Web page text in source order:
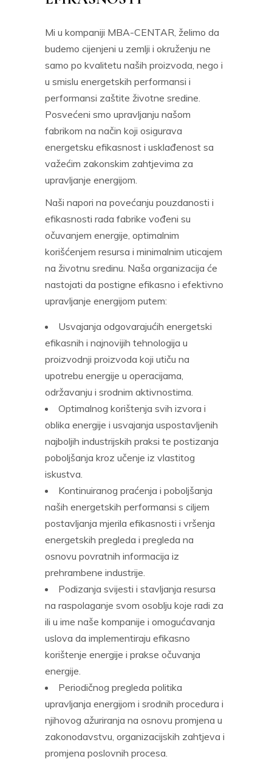
Mi u kompaniji MBA-CENTAR, želimo da
budemo cijenjeni u zemlji i okruženju ne
samo po kvalitetu naših proizvoda, nego i
u smislu energetskih performansi i
performansi zaštite životne sredine.
Posvećeni smo upravljanju našom
fabrikom na način koji osigurava
energetsku efikasnost i usklađenost sa
važećim zakonskim zahtjevima za
upravljanje energijom.
Naši napori na povećanju pouzdanosti i
efikasnosti rada fabrike vođeni su
očuvanjem energije, optimalnim
korišćenjem resursa i minimalnim uticajem
na životnu sredinu. Naša organizacija će
nastojati da postigne efikasno i efektivno
upravljanje energijom putem:
Usvajanja odgovarajućih energetski
efikasnih i najnovijih tehnologija u
proizvodnji proizvoda koji utiču na
upotrebu energije u operacijama,
održavanju i srodnim aktivnostima.
Optimalnog korištenja svih izvora i
oblika energije i usvajanja uspostavljenih
najboljih industrijskih praksi te postizanja
poboljšanja kroz učenje iz vlastitog
iskustva.
Kontinuiranog praćenja i poboljšanja
naših energetskih performansi s ciljem
postavljanja mjerila efikasnosti i vršenja
energetskih pregleda i pregleda na
osnovu povratnih informacija iz
prehrambene industrije.
Podizanja svijesti i stavljanja resursa
na raspolaganje svom osoblju koje radi za
ili u ime naše kompanije i omogućavanja
uslova da implementiraju efikasno
korištenje energije i prakse očuvanja
energije.
Periodičnog pregleda politika
upravljanja energijom i srodnih procedura i
njihovog ažuriranja na osnovu promjena u
zakonodavstvu, organizacijskih zahtjeva i
promjena poslovnih procesa.